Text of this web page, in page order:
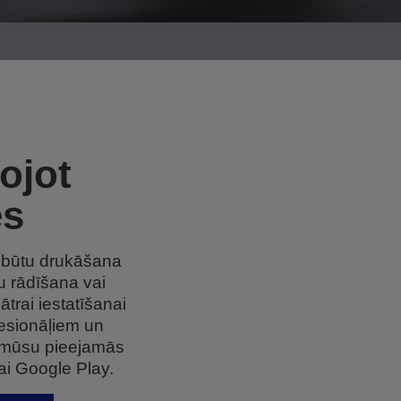
drukāšana
rādīšana vai
iestatīšanai
un
pieejamās
Google Play.